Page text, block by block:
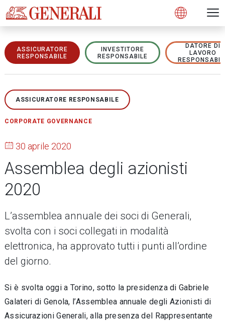
Open
ASSICURATORE
RESPONSABILE
INVESTITORE
RESPONSABILE
DATORE DI
LAVORO
ASSICURATORE RESPONSABILE
CORPORATE GOVERNANCE
30 aprile 2020
Assemblea degli azionisti
2020
L’assemblea annuale dei soci di Generali,
svolta con i soci collegati in modalità
elettronica, ha approvato tutti i punti all’ordine
del giorno.
Si è svolta oggi a Torino, sotto la presidenza di Gabriele
Galateri di Genola, l’Assemblea annuale degli Azionisti di
Assicurazioni Generali, alla presenza del Rappresentante